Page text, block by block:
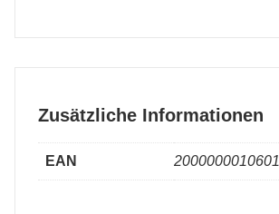
Zusätzliche Informationen
EAN 2000000010601